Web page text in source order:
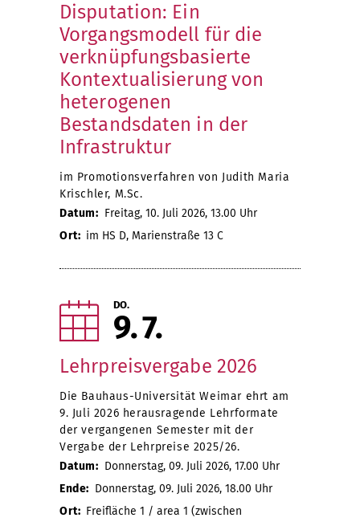
Disputation: Ein
Vorgangsmodell für die
verknüpfungsbasierte
Kontextualisierung von
heterogenen
Bestandsdaten in der
Infrastruktur
im Promotionsverfahren von Judith Maria
Krischler, M.Sc.
Datum: Freitag, 10. Juli 2026, 13.00 Uhr
Ort: im HS D, Marienstraße 13 C
DO.
9 7
Lehrpreisvergabe 2026
Die Bauhaus-Universität Weimar ehrt am
9. Juli 2026 herausragende Lehrformate
der vergangenen Semester mit der
Vergabe der Lehrpreise 2025/26.
Datum: Donnerstag, 09. Juli 2026, 17.00 Uhr
Ende: Donnerstag, 09. Juli 2026, 18.00 Uhr
Ort: Freifläche 1 / area 1 (zwischen